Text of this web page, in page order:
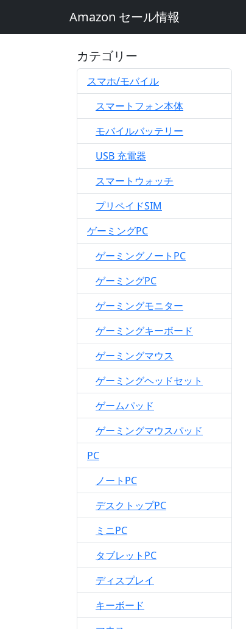
Amazon セール情報
カテゴリー
スマホ/モバイル
スマートフォン本体
モバイルバッテリー
USB 充電器
スマートウォッチ
プリペイドSIM
ゲーミングPC
ゲーミングノートPC
ゲーミングPC
ゲーミングモニター
ゲーミングキーボード
ゲーミングマウス
ゲーミングヘッドセット
ゲームパッド
ゲーミングマウスパッド
PC
ノートPC
デスクトップPC
ミニPC
タブレットPC
ディスプレイ
キーボード